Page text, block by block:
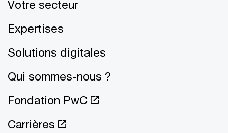
Votre secteur
Expertises
Solutions digitales
Qui sommes-nous ?
Fondation PwC
Carrières